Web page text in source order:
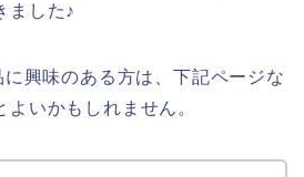
ました♪
興味のある方は、下記ページな
いかもしれません。